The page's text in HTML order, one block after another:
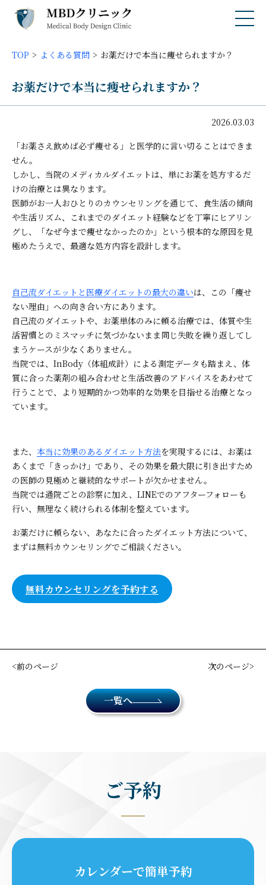
TOP よくある質問 お薬だけで本当に痩せられますか？
お薬だけで本当に痩せられますか？
2026.03.03
「お薬さえ飲めば必ず痩せる」と医学的に言い切ることはできま
せん。
しかし、当院のメディカルダイエットは、単にお薬を処方するだ
けの治療とは異なります。
医師がお一人おひとりのカウンセリングを通じて、食生活の傾向
や生活リズム、これまでのダイエット経験などを丁寧にヒアリン
グし、「なぜ今まで痩せなかったのか」という根本的な原因を見
極めたうえで、最適な処方内容を設計します。
自己流ダイエットと医療ダイエットの最大の違いは、この「痩せ
ない理由」への向き合い方にあります。
自己流のダイエットや、お薬単体のみに頼る治療では、体質や生
活習慣とのミスマッチに気づかないまま同じ失敗を繰り返してし
まうケースが少なくありません。
当院では、InBody（体組成計）による測定データも踏まえ、体
質に合った薬剤の組み合わせと生活改善のアドバイスをあわせて
行うことで、より短期的かつ効率的な効果を目指せる治療となっ
ています。
また、 本当に効果のあるダイエット方法を実現するには、お薬は
あくまで「きっかけ」であり、その効果を最大限に引き出すため
の医師の見極めと継続的なサポートが欠かせません。
当院では通院ごとの診察に加え、LINEでのアフターフォローも
行い、無理なく続けられる体制を整えています。
お薬だけに頼らない、あなたに合ったダイエット方法について、
まずは無料カウンセリングでご相談ください。
無料カウンセリングを予約する
前のページ 次のページ
一覧へ
ご予約
カレンダーで簡単予約